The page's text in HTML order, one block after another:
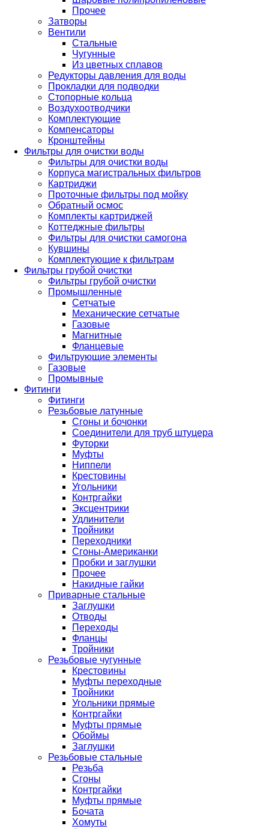
Прочее
Затворы
Вентили
Стальные
Чугунные
Из цветных сплавов
Редукторы давления для воды
Прокладки для подводки
Стопорные кольца
Воздухоотводчики
Комплектующие
Компенсаторы
Кронштейны
Фильтры для очистки воды
Фильтры для очистки воды
Корпуса магистральных фильтров
Картриджи
Проточные фильтры под мойку
Обратный осмос
Комплекты картриджей
Коттеджные фильтры
Фильтры для очистки самогона
Кувшины
Комплектующие к фильтрам
Фильтры грубой очистки
Фильтры грубой очистки
Промышленные
Сетчатые
Механические сетчатые
Газовые
Магнитные
Фланцевые
Фильтрующие элементы
Газовые
Промывные
Фитинги
Фитинги
Резьбовые латунные
Сгоны и бочонки
Соединители для труб штуцера
Футорки
Муфты
Ниппели
Крестовины
Угольники
Контргайки
Эксцентрики
Удлинители
Тройники
Переходники
Сгоны-Американки
Пробки и заглушки
Прочее
Накидные гайки
Приварные стальные
Заглушки
Отводы
Переходы
Фланцы
Тройники
Резьбовые чугунные
Крестовины
Муфты переходные
Тройники
Угольники прямые
Контргайки
Муфты прямые
Обоймы
Заглушки
Резьбовые стальные
Резьба
Сгоны
Контргайки
Муфты прямые
Бочата
Хомуты